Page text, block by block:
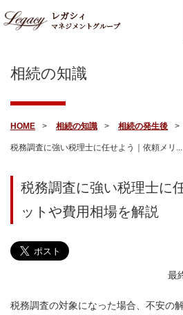
レガシィ
マネジメントグループ
相続の知識
HOME 相続の知識 相続の発生後
税務調査に強い税理士に任せよう｜依頼メリ...
税務調査に強い税理士に
ットや費用相場を解説
最
税務調査の対象になった場合、不安の